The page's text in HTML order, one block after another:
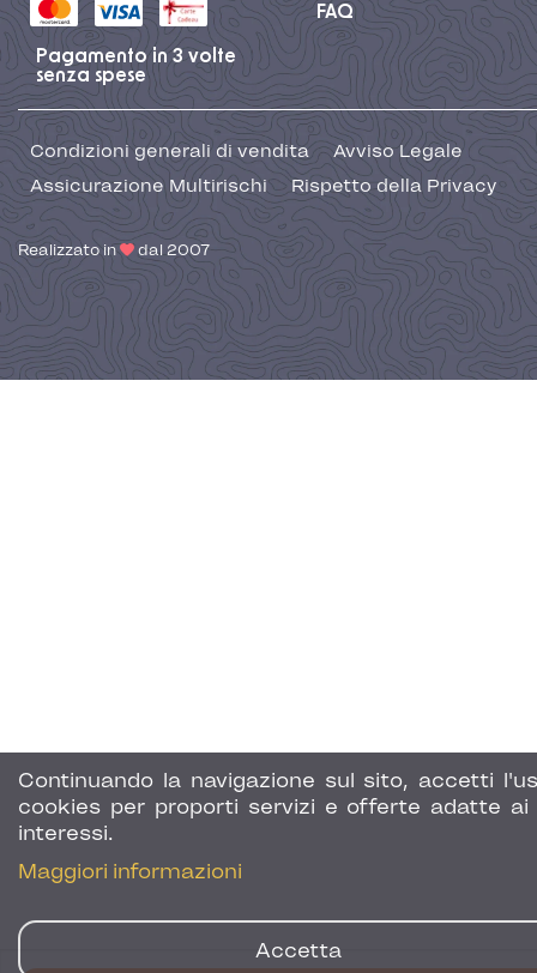
Continuando la navigazione sul sito, accetti
cookies per proporti servizi e offerte adatte ai
interessi.
Maggiori informazioni
Accetta
FAQ
Pagamento in 3 volte
senza spese
Condizioni generali di vendita
Avviso Legale
Assicurazione Multirischi
Rispetto della Privacy
Realizzato in dal 2007